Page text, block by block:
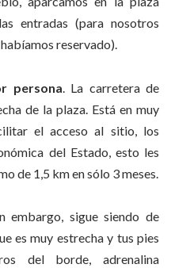
entradas (para nosotros
reservado).
persona . La carretera de
de la plaza. Está en muy
el acceso al sitio, los
del Estado, esto les
de 1,5 km en sólo 3 meses.
embargo, sigue siendo de
es muy estrecha y tus pies
del borde, adrenalina